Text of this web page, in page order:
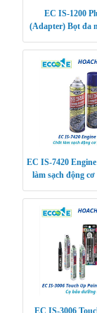
EC IS-1200
(Adapter) Bọt đa
EC IS-7420
làm sạch động cơ
EC IS-3006